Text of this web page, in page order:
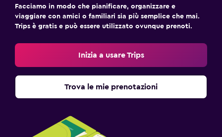
Facciamo in modo che pianificare, organizzare e
viaggiare con amici o familiari sia più semplice che mai.
Trips è gratis e può essere utilizzato ovunque prenoti.
Inizia a usare Trips
Trova le mie prenotazioni